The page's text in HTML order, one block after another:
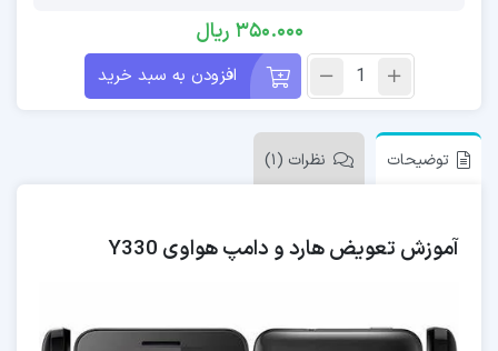
350.000 ریال
افزودن به سبد خرید
توضیحات نظرات (1)
آموزش تعویض هارد و دامپ هواوی Y330